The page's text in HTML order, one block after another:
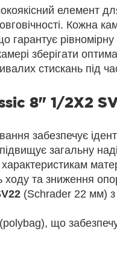
елемент
Кожна
рівномірну
зберігати
стискань під
8" 1/2X2
забезпечує
загальну
ходу та зниження
(Schrader 22 мм) з
що